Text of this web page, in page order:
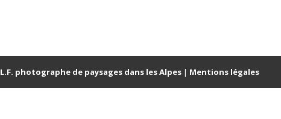
L.F. photographe de paysages dans les Alpes | Mentions légales